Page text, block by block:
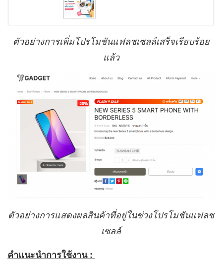
ตัวอย่างการเพิ่มโปรโมชันแฟลชเซลล์เสร็จเรียบร้อย
แล้ว
ตัวอย่างการแสดงผลสินค้าที่อยู่ในช่วงโปรโมชันแฟลช
เซลล์
คำแนะนำการใช้งาน: